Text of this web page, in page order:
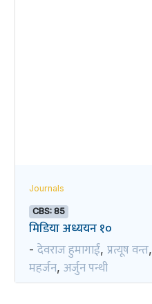
Journals
CBS: 85
मिडिया अध्ययन १०
- देवराज हुमागाईं, प्रत्यूष वन्त,
महर्जन, अर्जुन पन्थी